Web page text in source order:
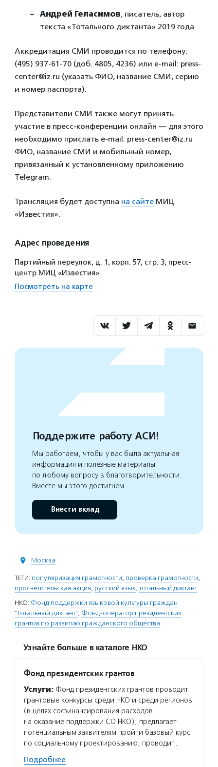
Андрей Геласимов, писатель, автор
текста «Тотального диктанта» 2019 года
Аккредитация СМИ проводится по телефону:
(495) 937-61-70 (доб. 4805, 4236) или e-mail: press-
center@iz.ru (указать ФИО, название СМИ, серию
и номер паспорта).
Представители СМИ также могут принять
участие в пресс-конференции онлайн — для этого
необходимо прислать e-mail: press-center@iz.ru
ФИО, название СМИ и мобильный номер,
привязанный к установленному приложению
Telegram.
Трансляция будет доступна на сайте МИЦ
«Известия».
Адрес проведения
Партийный переулок, д. 1, корп. 57, стр. 3, пресс-
центр МИЦ «Известия»
Посмотреть на карте
Поддержите работу АСИ!
Мы работаем, чтобы у вас была актуальная
информация и полезные материалы
по любому вопросу в благотворительности.
Вместе мы этого достигнем
Внести вклад
Москва
ТЕГИ: популяризация грамотности, проверка грамотности,
просветительская акция, русский язык,тотальный диктант
НКО: Фонд поддержки языковой культуры граждан
"Тотальный диктант", Фонд-оператор президентских
грантов по развитию гражданского общества
Узнайте больше в каталоге НКО
Фонд президентских грантов
Услуги: Фонд президентских грантов проводит
грантовые конкурсы среди НКО и среди регионов
(в целях софинансирования расходов
на оказание поддержки СО НКО), предлагает
потенциальным заявителям пройти базовый курс
по социальному проектированию, проводит…
Подробнее